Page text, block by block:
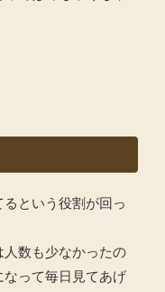
という役割が回っ
数も少なかったの
って毎日見てあげ